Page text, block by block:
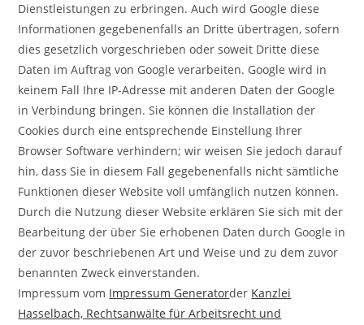
Dienstleistungen zu erbringen. Auch wird Google diese
Informationen gegebenenfalls an Dritte übertragen, sofern
dies gesetzlich vorgeschrieben oder soweit Dritte diese
Daten im Auftrag von Google verarbeiten. Google wird in
keinem Fall Ihre IP-Adresse mit anderen Daten der Google
in Verbindung bringen. Sie können die Installation der
Cookies durch eine entsprechende Einstellung Ihrer
Browser Software verhindern; wir weisen Sie jedoch darauf
hin, dass Sie in diesem Fall gegebenenfalls nicht sämtliche
Funktionen dieser Website voll umfänglich nutzen können.
Durch die Nutzung dieser Website erklären Sie sich mit der
Bearbeitung der über Sie erhobenen Daten durch Google in
der zuvor beschriebenen Art und Weise und zu dem zuvor
benannten Zweck einverstanden.
Impressum vom Impressum Generatorder Kanzlei
Hasselbach, Rechtsanwälte für Arbeitsrecht und